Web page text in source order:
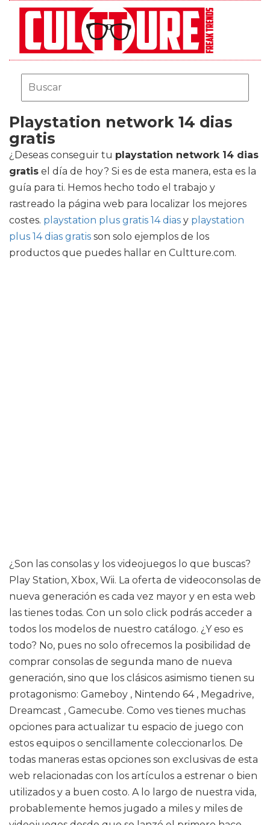
Playstation network 14 dias
gratis
¿Deseas conseguir tu playstation network 14 dias
gratis el día de hoy? Si es de esta manera, esta es la
guía para ti. Hemos hecho todo el trabajo y
rastreado la página web para localizar los mejores
costes. playstation plus gratis 14 dias y playstation
plus 14 dias gratis son solo ejemplos de los
productos que puedes hallar en Cultture.com.
¿Son las consolas y los videojuegos lo que buscas?
Play Station, Xbox, Wii. La oferta de videoconsolas de
nueva generación es cada vez mayor y en esta web
las tienes todas. Con un solo click podrás acceder a
todos los modelos de nuestro catálogo. ¿Y eso es
todo? No, pues no solo ofrecemos la posibilidad de
comprar consolas de segunda mano de nueva
generación, sino que los clásicos asimismo tienen su
protagonismo: Gameboy , Nintendo 64 , Megadrive,
Dreamcast , Gamecube. Como ves tienes muchas
opciones para actualizar tu espacio de juego con
estos equipos o sencillamente coleccionarlos. De
todas maneras estas opciones son exclusivas de esta
web relacionadas con los artículos a estrenar o bien
utilizados y a buen costo. A lo largo de nuestra vida,
probablemente hemos jugado a miles y miles de